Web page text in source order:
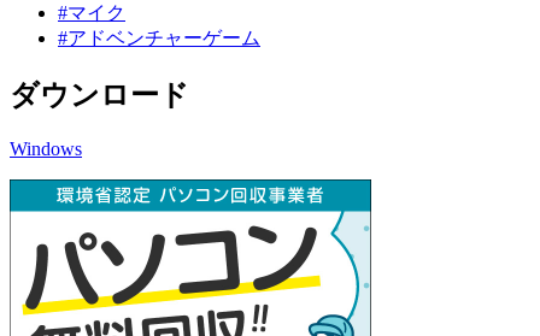
#マイク
#アドベンチャーゲーム
ダウンロード
Windows